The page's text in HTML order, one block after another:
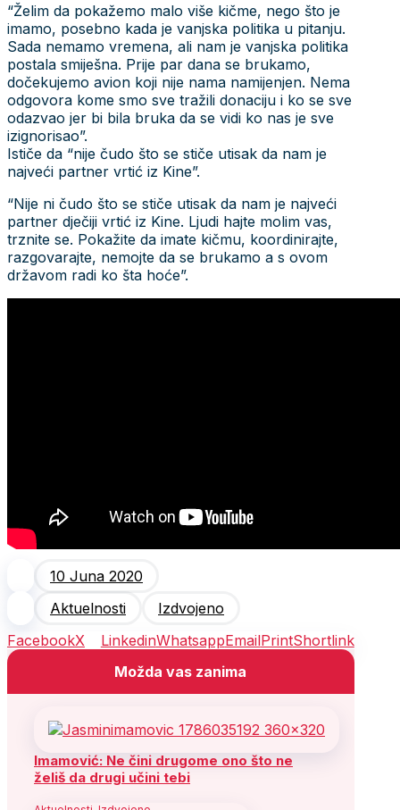
“Želim da pokažemo malo više kičme, nego što je
imamo, posebno kada je vanjska politika u pitanju.
Sada nemamo vremena, ali nam je vanjska politika
postala smiješna. Prije par dana se brukamo,
dočekujemo avion koji nije nama namijenjen. Nema
odgovora kome smo sve tražili donaciju i ko se sve
odazvao jer bi bila bruka da se vidi ko nas je sve
izignorisao”.
Ističe da “nije čudo što se stiče utisak da nam je
najveći partner vrtić iz Kine”.
“Nije ni čudo što se stiče utisak da nam je najveći
partner dječiji vrtić iz Kine. Ljudi hajte molim vas,
trznite se. Pokažite da imate kičmu, koordinirajte,
razgovarajte, nemojte da se brukamo a s ovom
državom radi ko šta hoće”.
10 Juna 2020
Aktuelnosti
Izdvojeno
FacebookX LinkedinWhatsappEmailPrintShortlink
Možda vas zanima
Imamović: Ne čini drugome ono što ne
želiš da drugi učini tebi